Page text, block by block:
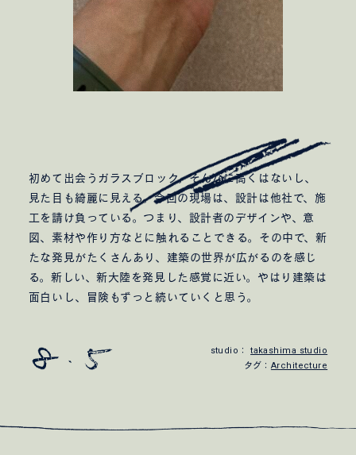
初めて出会うガラスブロック。そんなに高くはないし、
見た目も綺麗に見える。今回の現場は、設計は他社で、施
工を請け負っている。つまり、設計者のデザインや、意
図、素材や作り方などに触れることできる。その中で、新
たな発見がたくさんあり、建築の世界が広がるのを感じ
る。新しい、新大陸を発見した感覚に近い。やはり建築は
面白いし、冒険もずっと続いていくと思う。
studio：
takashima studio
タグ： Architecture